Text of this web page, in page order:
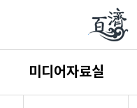
미디어자료실